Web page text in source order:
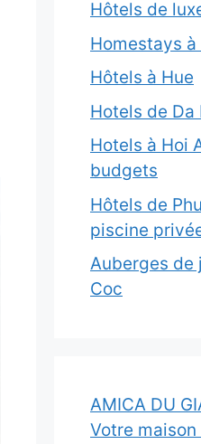
Hôtels de
Homestays à
Hôtels à Hue
Hotels de Da
Hotels à Hoi
budgets
Hôtels de
piscine
Auberges de
Coc
AMICA DU
Votre